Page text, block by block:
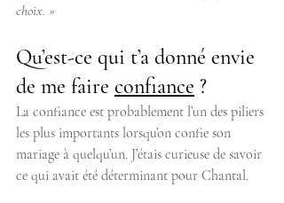
choix. »
Qu’est-ce qui t’a donné envie
de me faire confiance ?
La confiance est probablement l’un des piliers
les plus importants lorsqu’on confie son
mariage à quelqu’un. J’étais curieuse de savoir
ce qui avait été déterminant pour Chantal.